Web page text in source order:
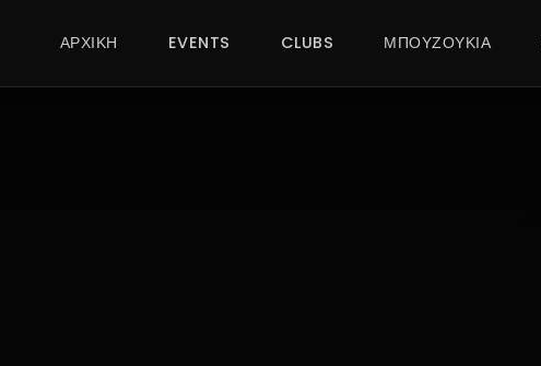
ΑΡΧΙΚΗ EVENTS CLUBS ΜΠΟΥΖΟΥΚΙΑ